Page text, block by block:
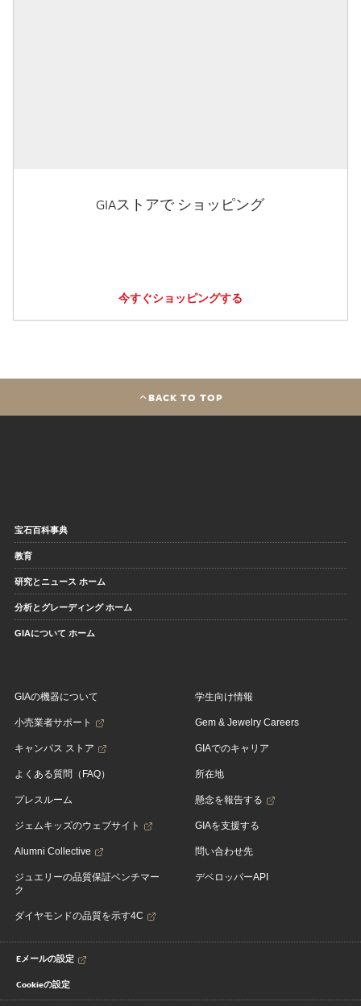
GIAストアで ショッピング
今すぐショッピングする
BACK TO TOP
宝石百科事典
教育
研究とニュース ホーム
分析とグレーディング ホーム
GIAについて ホーム
GIAの機器について
小売業者サポート
キャンパス ストア
よくある質問（FAQ）
プレスルーム
ジェムキッズのウェブサイト
Alumni Collective
ジュエリーの品質保証ベンチマー
ク
ダイヤモンドの品質を示す4C
学生向け情報
Gem & Jewelry Careers
GIAでのキャリア
所在地
懸念を報告する
GIAを支援する
問い合わせ先
デベロッパーAPI
Eメールの設定
Cookieの設定